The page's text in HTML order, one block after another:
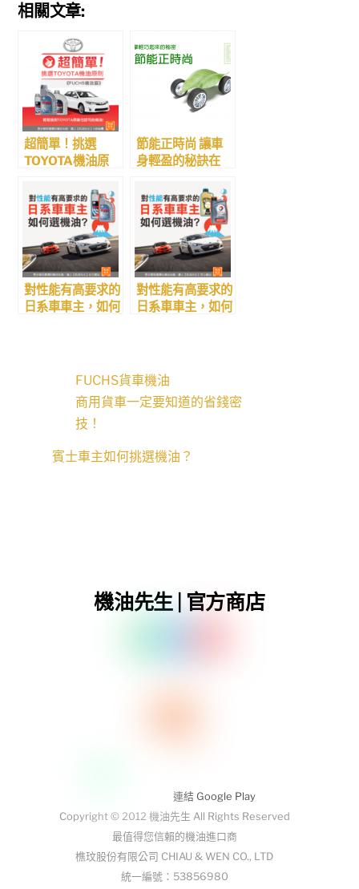
相關文章:
超簡單！挑選
TOYOTA機油原
篇
節能正時尚 讓車
身輕盈的秘訣在
對性能有高要求的
日系車車主，如何
對性能有高要求的
日系車車主，如何
FUCHS貨車機油
商用貨車一定要知道的省錢密
技！
賓士車主如何挑選機油？
機油先生 | 官方商店
連結 Google Play
Copyright © 2012 機油先生 All Rights Reserved
最值得您信賴的機油進口商
樵玟股份有限公司 CHIAU & WEN CO., LTD
統一編號：53856980